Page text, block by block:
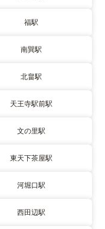
福駅
南巽駅
北畠駅
天王寺駅前駅
文の里駅
東天下茶屋駅
河堀口駅
西田辺駅